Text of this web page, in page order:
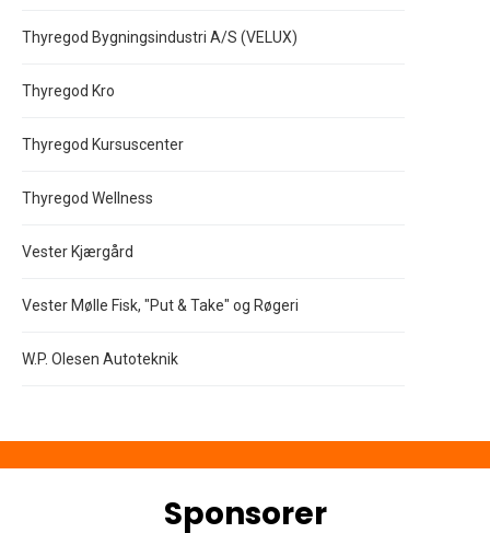
Thyregod Bygningsindustri A/S (VELUX)
Thyregod Kro
Thyregod Kursuscenter
Thyregod Wellness
Vester Kjærgård
Vester Mølle Fisk, "Put & Take" og Røgeri
W.P. Olesen Autoteknik
Sponsorer